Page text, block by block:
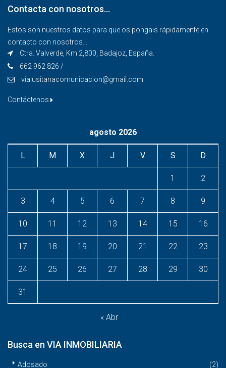
Contacta con nosotros…
Estos son nuestros datos para que os pongais rápidamente en
contacto con nosotros...
Ctra. Valverde, Km 2,800, Badajoz, España.
662 962 826 /
vialusitanacomunicacion@gmail.com
Contáctenos
agosto 2026
L M X J V S D
1 2
3 4 5 6 7 8 9
10 11 12 13 14 15 16
17 18 19 20 21 22 23
24 25 26 27 28 29 30
31
« Abr
Busca en VIA INMOBILIARIA
Adosado (2)